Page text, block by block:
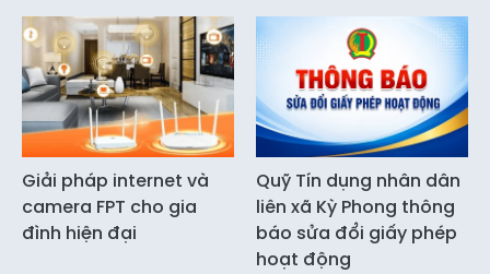
Giải pháp internet và
camera FPT cho gia
đình hiện đại
Quỹ Tín dụng nhân dân
liên xã Kỳ Phong thông
báo sửa đổi giấy phép
hoạt động